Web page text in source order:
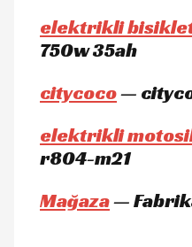
elektrikli
750w 35ah
citycoco—
elektrikli
r804-m21
Mağaza—